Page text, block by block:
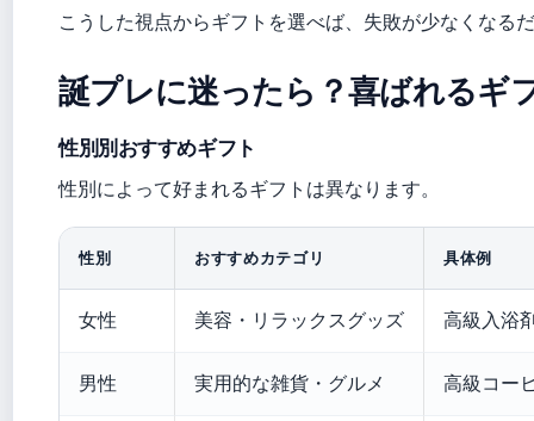
こうした視点からギフトを選べば、失敗が少なくなる
誕プレに迷ったら？喜ばれるギ
性別別おすすめギフト
性別によって好まれるギフトは異なります。
性別 おすすめカテゴリ 具体例
女性 美容・リラックスグッズ 高級入浴
男性 実用的な雑貨・グルメ 高級コー